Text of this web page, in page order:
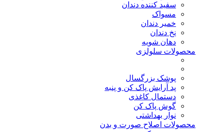
سفید کننده دندان
مسواک
خمیر دندان
نخ دندان
دهان شویه
محصولات سلولزی
پوشک بزرگسال
پد آرایش پاک کن و پنبه
دستمال کاغذی
گوش پاک کن
نوار بهداشتی
محصولات اصلاح صورت و بدن